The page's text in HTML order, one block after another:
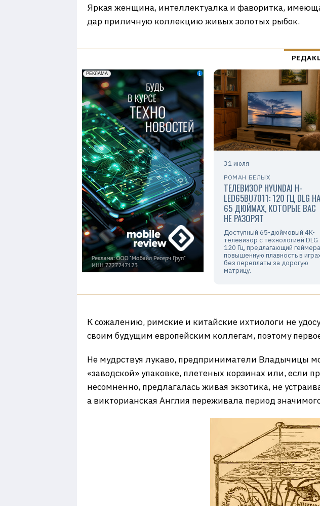
Яркая женщина, интеллектуалка и фаворитка,
дар приличную коллекцию живых золотых рыбок.
31 июля
РОМАН БЕЛЫХ
ТЕЛЕВИЗОР HYUNDAI H-
LED65BU7011: 120 ГЦ DLG НА
65 ДЮЙМАХ, КОТОРЫЕ ВАС
НЕ РАЗОРЯТ
Доступный 65-дюймовый 4K-
телевизор с технологией DLG
120 Гц, предлагающий
повышенную плавность в
без переплаты за дорогую
матрицу.
К сожалению, римские и китайские ихтиологи не
своим будущим европейским коллегам, поэтому
Не мудрствуя лукаво, предприниматели Владычицы
«заводской» упаковке, плетеных корзинах или, если
несомненно, предлагалась живая экзотика, не
а викторианская Англия переживала период